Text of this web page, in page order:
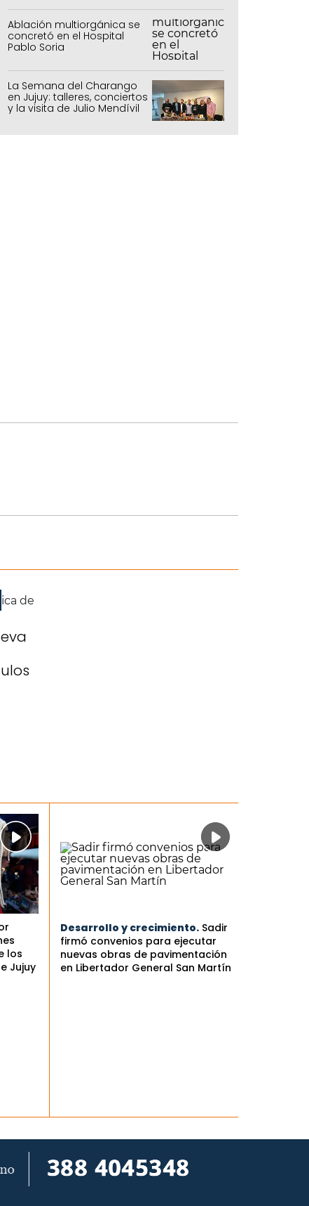
capital
Ablación multiorgánica se
concretó en el Hospital
Pablo Soria
La Semana del Charango
en Jujuy: talleres, conciertos
y la visita de Julio Mendívil
los
Jujuy
Desarrollo y crecimiento. Sadir
firmó convenios para ejecutar
nuevas obras de pavimentación
en Libertador General San Martín